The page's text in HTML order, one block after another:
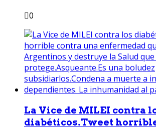
0
La Vice de MILEI contra
diabéticos.Tweet